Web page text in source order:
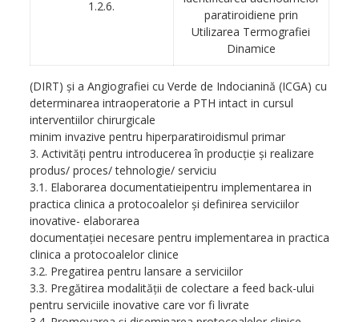
1.2.6.
paratiroidiene prin
Utilizarea Termografiei
Dinamice
(DIRT) şi a Angiografiei cu Verde de Indocianină (ICGA) cu
determinarea intraoperatorie a PTH intact in cursul
interventiilor chirurgicale
minim invazive pentru hiperparatiroidismul primar
3. Activităţi pentru introducerea în producţie şi realizare
produs/ proces/ tehnologie/ serviciu
3.1. Elaborarea documentatieipentru implementarea in
practica clinica a protocoalelor şi definirea serviciilor
inovative- elaborarea
documentaţiei necesare pentru implementarea in practica
clinica a protocoalelor clinice
3.2. Pregatirea pentru lansare a serviciilor
3.3. Pregătirea modalităţii de colectare a feed back-ului
pentru serviciile inovative care vor fi livrate